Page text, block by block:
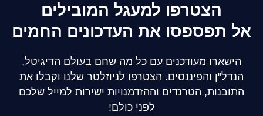
הצטרפו למעגל המובילים
אל תפספסו את העדכונים החמים
הישארו מעודכנים עם כל מה שחם בעולם הדיגיטל,
הנדל"ן והפיננסים. הצטרפו לניוזלטר שלנו וקבלו את
התובנות, הטרנדים וההזדמנויות ישירות למייל שלכם
לפני כולם!